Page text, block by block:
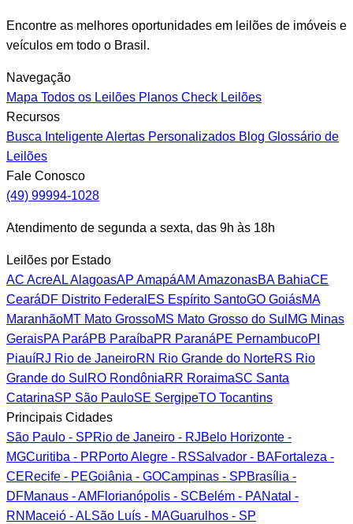
Encontre as melhores oportunidades em leilões de imóveis e
veículos em todo o Brasil.
Navegação
Mapa Todos os Leilões Planos Check Leilões
Recursos
Busca InteligenteAlertas Personalizados Blog Glossário de
Leilões
Fale Conosco
(49) 99994-1028
Atendimento de segunda a sexta, das 9h às 18h
Leilões por Estado
AC AcreALAlagoasAP AmapáAM AmazonasBABahiaCE
CearáDF Distrito Federal ES Espírito SantoGO GoiásMA
MaranhãoMT Mato GrossoMS Mato Grosso do Sul MG Minas
GeraisPAParáPB ParaíbaPR ParanáPE PernambucoPI
PiauíRJ Rio de JaneiroRN Rio Grande do NorteRS Rio
Grande do Sul RO RondôniaRR RoraimaSC Santa
CatarinaSP São PauloSE SergipeTO Tocantins
Principais Cidades
São Paulo - SPRio de Janeiro - RJBelo Horizonte -
MGCuritiba - PRPorto Alegre - RSSalvador - BAFortaleza -
CERecife - PEGoiânia - GOCampinas - SPBrasília -
DFManaus - AM Florianópolis - SCBelém - PANatal -
RN Maceió - ALSão Luís - MAGuarulhos - SP